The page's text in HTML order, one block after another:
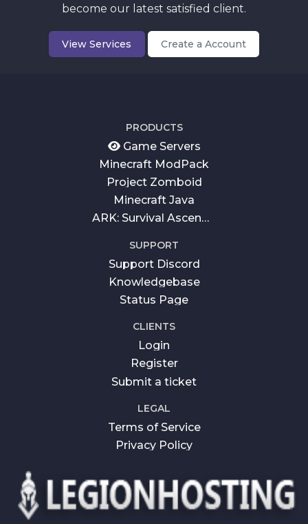
become our latest satisfied client.
View Services Create a Account
PRODUCTS
Game Servers
Minecraft ModPack
Project Zomboid
Minecraft Java
ARK: Survival Ascended
SUPPORT
Support Discord
Knowledgebase
Status Page
CLIENTS
Login
Register
Submit a ticket
LEGAL
Terms of Service
Privacy Policy